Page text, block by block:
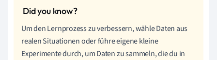
Um den Lernprozess zu verbessern, wähle Daten aus
realen Situationen oder führe eigene kleine
Experimente durch, um Daten zu sammeln, die du in